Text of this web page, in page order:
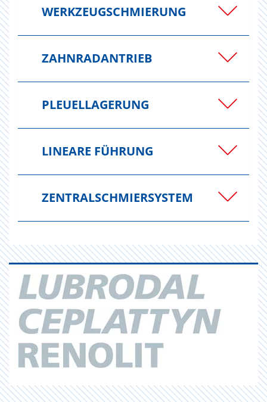
WERKZEUGSCHMIERUNG
ZAHNRADANTRIEB
PLEUELLAGERUNG
LINEARE FÜHRUNG
ZENTRALSCHMIERSYSTEM